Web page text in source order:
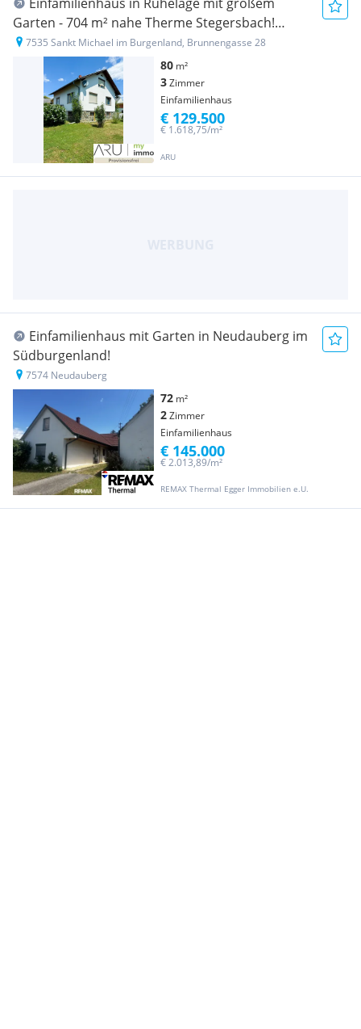
Einfamilienhaus in Ruhelage mit großem
Garten - 704 m² nahe Therme Stegersbach!
(Provisionsfrei)
7535 Sankt Michael im Burgenland, Brunnengasse 28
80 m²
3Zimmer
Einfamilienhaus
ARU
€ 1.618,75/m²
€ 129.500
Einfamilienhaus mit Garten in Neudauberg im
Südburgenland!
7574 Neudauberg
72 m²
2Zimmer
Einfamilienhaus
REMAX Thermal Egger Immobilien e.U.
€ 2.013,89/m²
€ 145.000